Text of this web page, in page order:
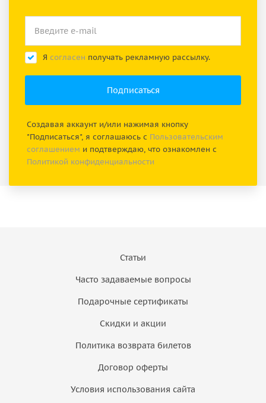
Я согласен получать рекламную рассылку.
Создавая аккаунт и/или нажимая кнопку
"Подписаться", я соглашаюсь с Пользовательским
соглашением и подтверждаю, что ознакомлен с
Политикой конфиденциальности
Статьи
Часто задаваемые вопросы
Подарочные сертификаты
Скидки и акции
Политика возврата билетов
Договор оферты
Условия использования сайта